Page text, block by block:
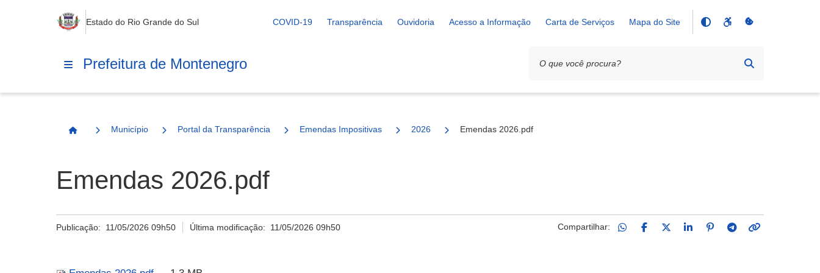
Estado do Rio Grande do Sul COVID-19 Transparência Ouvidoria Acesso a Informação Carta de Serviços Mapa do Site
Prefeitura de Montenegro
Página Inicial
Município Portal da Transparência Emendas Impositivas 2026 Emendas 2026.pdf
Emendas 2026.pdf
Publicação: 11/05/2026 09h50 Última modificação: 11/05/2026 09h50 Compartilhar: